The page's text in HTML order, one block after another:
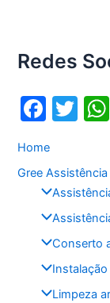
Redes
F
c
e
b
o
o
k
T
itt
er
Home
Gree Assistência
Conserto
Limpeza